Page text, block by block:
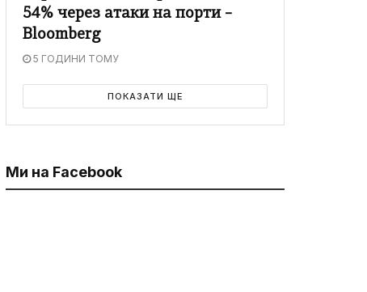
54% через атаки на порти –
Bloomberg
5 ГОДИНИ ТОМУ
ПОКАЗАТИ ЩЕ
Ми на Facebook